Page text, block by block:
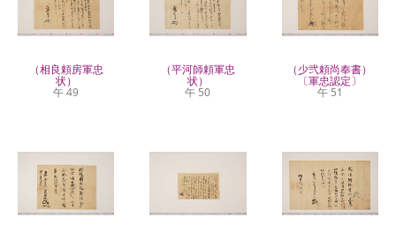
（相良頼房軍忠
状）
午 49
（平河師頼軍忠
状）
午 50
（少弐頼尚奉書）
〔軍忠認定〕
午 51